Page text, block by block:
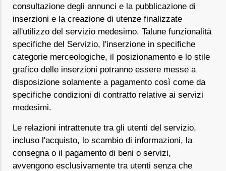
consultazione degli annunci e la pubblicazione di
inserzioni e la creazione di utenze finalizzate
all'utilizzo del servizio medesimo. Talune funzionalità
specifiche del Servizio, l'inserzione in specifiche
categorie merceologiche, il posizionamento e lo stile
grafico delle inserzioni potranno essere messe a
disposizione solamente a pagamento così come da
specifiche condizioni di contratto relative ai servizi
medesimi.
Le relazioni intrattenute tra gli utenti del servizio,
incluso l'acquisto, lo scambio di informazioni, la
consegna o il pagamento di beni o servizi,
avvengono esclusivamente tra utenti senza che